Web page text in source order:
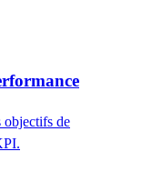
objectifs de